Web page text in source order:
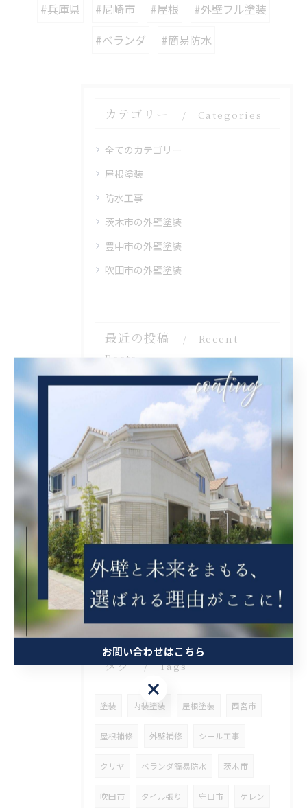
#兵庫県 #尼崎市 #屋根
#外壁フル塗装
#ベランダ
#簡易防水
カテゴリー Categories
全てのカテゴリー
屋根塗装
防水工事
茨木市の外壁塗装
豊中市の外壁塗装
吹田市の外壁塗装
最近の投稿
Recent
Posts
2026/08/07
兵庫県尼崎市でベランダリフォームを完工しました。
2026/08/06
大阪府吹田市に外壁フル塗装､シーリング工事､ベランダ簡易防水工事､エアコン脱却の現地調査に行きました。
2026/08/06
タグ Tags
塗装 内装塗装 屋根塗装 西宮市
屋根補修 外壁補修 シール工事
クリヤ ベランダ簡易防水 茨木市
吹田市 タイル張り 守口市 ケレン
お問い合わせはこちら
お問い合わせはこちら